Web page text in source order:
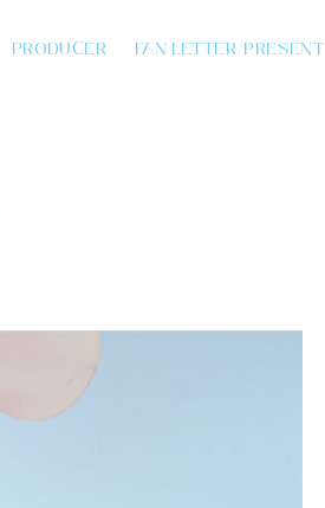
PRODUCER FAN LETTER/PRESENT